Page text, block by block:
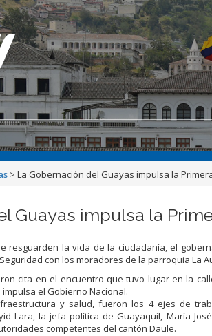
>La Gobernación del Guayas impulsa la
Guayas impulsa la
resguarden la vida de la ciudadanía, el
con los moradores de la parroquia La
cita en el encuentro que tuvo lugar en la
el Gobierno Nacional.
y salud, fueron los 4 ejes de
Lara, la jefa política de Guayaquil, María
competentes del cantón Daule.